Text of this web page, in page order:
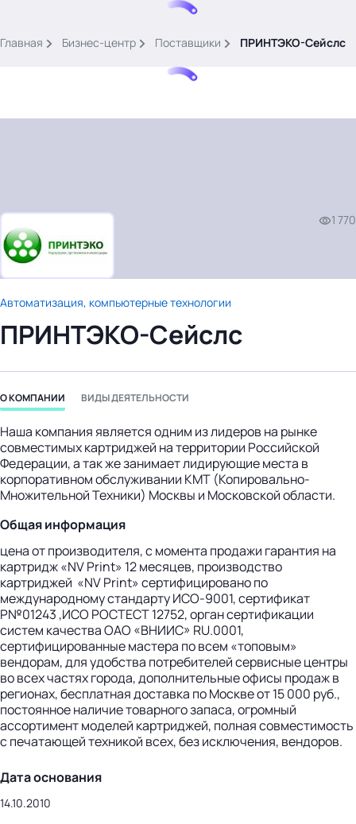
Войти
картина дня
материалы
видео
бизнес-центр
Главная Бизнес-центр Поставщики ПРИНТЭКО-Сейслс
1 770
Автоматизация, компьютерные технологии
ПРИНТЭКО-Сейслс
О КОМПАНИИ ВИДЫ ДЕЯТЕЛЬНОСТИ
Наша компания является одним из лидеров на рынке
совместимых картриджей на территории Российской
Федерации, а так же занимает лидирующие места в
корпоративном обслуживании КМТ (Копировально-
Множительной Техники) Москвы и Московской области.
Общая информация
цена от производителя, с момента продажи гарантия на
картридж «NV Print» 12 месяцев, производство
картриджей «NV Print» сертифицировано по
международному стандарту ИСО-9001, сертификат
Р№01243 ,ИСО РОСТЕСТ 12752, орган сертификации
систем качества ОАО «ВНИИС» RU.0001,
сертифицированные мастера по всем «топовым»
вендорам, для удобства потребителей сервисные центры
во всех частях города, дополнительные офисы продаж в
регионах, бесплатная доставка по Москве от 15 000 руб.,
постоянное наличие товарного запаса, огромный
ассортимент моделей картриджей, полная совместимость
с печатающей техникой всех, без исключения, вендоров.
Дата основания
14.10.2010